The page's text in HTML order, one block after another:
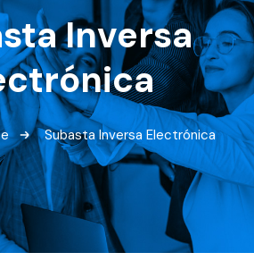
Inversa
Subasta Inversa Electrónica